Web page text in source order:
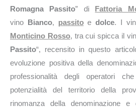
Romagna Passito” di Fattoria
vino Bianco, passitoedolce. I
Monticino Rosso, tra cui spicca il
Passito“, recensito in questo
evoluzione positiva della
professionalità degli operatori
potenzialità del territorio della
rinomanza della denominazione